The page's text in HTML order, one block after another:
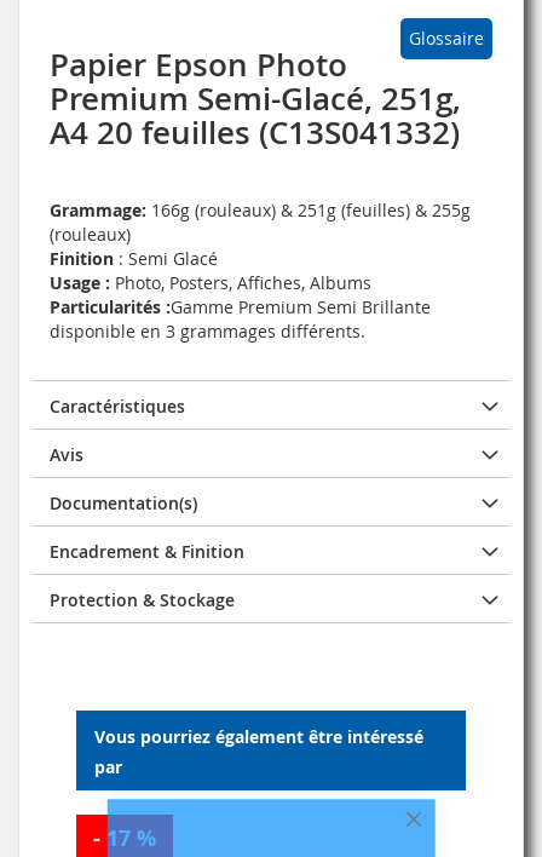
Fermer
Glossaire
Papier Epson Photo
Premium Semi-Glacé, 251g,
A4 20 feuilles (C13S041332)
Grammage: 166g (rouleaux) & 251g (feuilles) & 255g
(rouleaux)
Finition : Semi Glacé
Usage : Photo, Posters, Affiches, Albums
Particularités :Gamme Premium Semi Brillante
disponible en 3 grammages différents.
Caractéristiques
Avis
Documentation(s)
Encadrement & Finition
Protection & Stockage
Vous pourriez également être intéressé
par
- 17 %